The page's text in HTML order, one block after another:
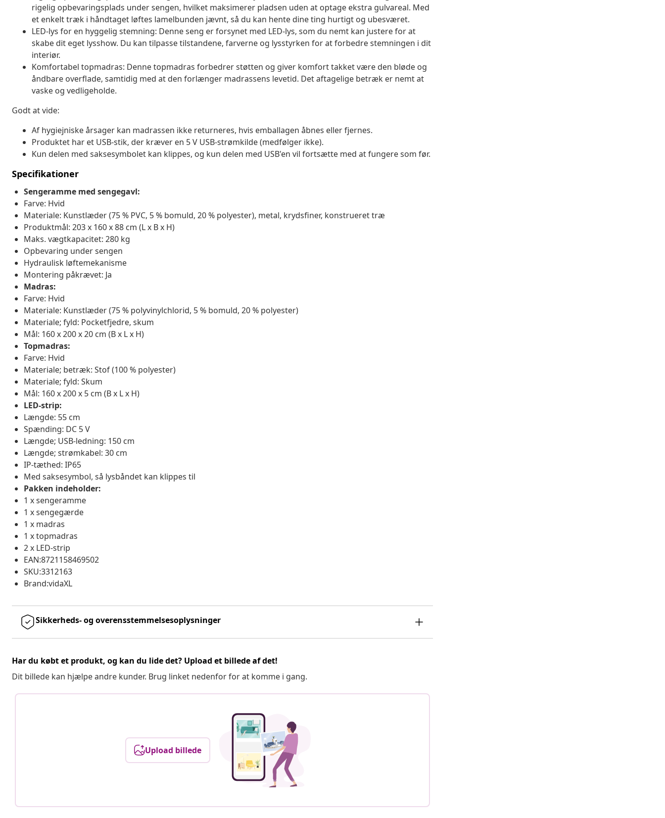
rigelig opbevaringsplads under sengen, hvilket maksimerer pladsen uden at optage ekstra gulvareal. Med
et enkelt træk i håndtaget løftes lamelbunden jævnt, så du kan hente dine ting hurtigt og ubesværet.
LED-lys for en hyggelig stemning: Denne seng er forsynet med LED-lys, som du nemt kan justere for at
skabe dit eget lysshow. Du kan tilpasse tilstandene, farverne og lysstyrken for at forbedre stemningen i dit
interiør.
Komfortabel topmadras: Denne topmadras forbedrer støtten og giver komfort takket være den bløde og
åndbare overflade, samtidig med at den forlænger madrassens levetid. Det aftagelige betræk er nemt at
vaske og vedligeholde.
Godt at vide:
Af hygiejniske årsager kan madrassen ikke returneres, hvis emballagen åbnes eller fjernes.
Produktet har et USB-stik, der kræver en 5 V USB-strømkilde (medfølger ikke).
Kun delen med saksesymbolet kan klippes, og kun delen med USB'en vil fortsætte med at fungere som før.
Specifikationer
Sengeramme med sengegavl:
Farve: Hvid
Materiale: Kunstlæder (75 % PVC, 5 % bomuld, 20 % polyester), metal, krydsfiner, konstrueret træ
Produktmål: 203 x 160 x 88 cm (L x B x H)
Maks. vægtkapacitet: 280 kg
Opbevaring under sengen
Hydraulisk løftemekanisme
Montering påkrævet: Ja
Madras:
Farve: Hvid
Materiale: Kunstlæder (75 % polyvinylchlorid, 5 % bomuld, 20 % polyester)
Materiale; fyld: Pocketfjedre, skum
Mål: 160 x 200 x 20 cm (B x L x H)
Topmadras:
Farve: Hvid
Materiale; betræk: Stof (100 % polyester)
Materiale; fyld: Skum
Mål: 160 x 200 x 5 cm (B x L x H)
LED-strip:
Længde: 55 cm
Spænding: DC 5 V
Længde; USB-ledning: 150 cm
Længde; strømkabel: 30 cm
IP-tæthed: IP65
Med saksesymbol, så lysbåndet kan klippes til
Pakken indeholder:
1 x sengeramme
1 x sengegærde
1 x madras
1 x topmadras
2 x LED-strip
EAN:8721158469502
SKU:3312163
Brand:vidaXL
Sikkerheds- og overensstemmelsesoplysninger
Har du købt et produkt, og kan du lide det? Upload et billede af det!
Dit billede kan hjælpe andre kunder. Brug linket nedenfor for at komme i gang.
Upload billede